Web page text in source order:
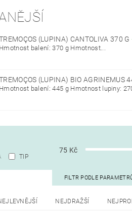
(LUPINA) CANTOLIVA 370 G
Hmotnost balení: 370 g Hmotnost...
(LUPINA) BIO AGRINEMUS
Hmotnost balení: 445 g Hmotnost lupiny:
TIP
75 Kč
FILTR PODLE
NEJDRAŽŠÍ